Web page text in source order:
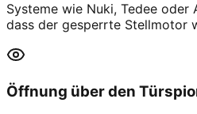
Systeme wie Nuki, Tedee oder
dass der gesperrte Stellmotor
Öffnung über den